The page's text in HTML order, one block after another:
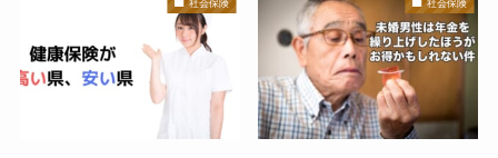
社会保険 社会保険